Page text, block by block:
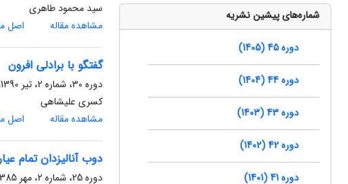
سید محمود طاهری
مشاهده مقاله
اصل
گفتگو با برادلی افرون
دوره 30، شماره 2، تیر 1390، صفحه
کسری علیشاهی
مشاهده مقاله
اصل
دوب آنالیزدان تمام
دوره 25، شماره 2، مهر 1385، صفحه
شماره‌های پیشین نشریه
دوره 45 (1405)
دوره 44 (1404)
دوره 43 (1403)
دوره 42 (1402)
دوره 41 (1401)